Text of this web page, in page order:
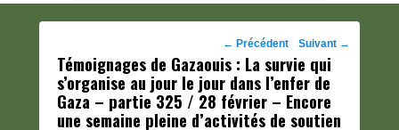
Navigation
des
posts
← Précédent Suivant →
Témoignages de Gazaouis : La survie qui
s’organise au jour le jour dans l’enfer de
Gaza – partie 325 / 28 février – Encore
une semaine pleine d’activités de soutien